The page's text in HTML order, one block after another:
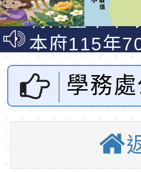
明手冊(修訂
說明影片
轉知臺中市
光城市手牽
走」動畫影
本府115年
員健康講座
心」，請退
清華光罩教
動時代中的
教師韌性
轉環境部「
程」
轉農業部桃
「115年食
訓練課程」
錄取公告-
民小學115
東門國小
學務
癌圓
法及